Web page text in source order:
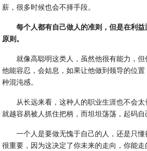
薪，很多时候也会不择手段。
每个人都有自己做人的准则，但是在利
原则。
就像高聪明这类人，虽然他很有能力，但
他能容忍，会姑息，如果让他做到领导的位
种混沌感。
从长远来看，这种人的职业生涯也不会太
就越容易被人抓住把柄，而坦坦荡荡，起码自
一个人是要做无愧于自己的人，还是只
很重要，因为这决定了你未来的走向，你能走